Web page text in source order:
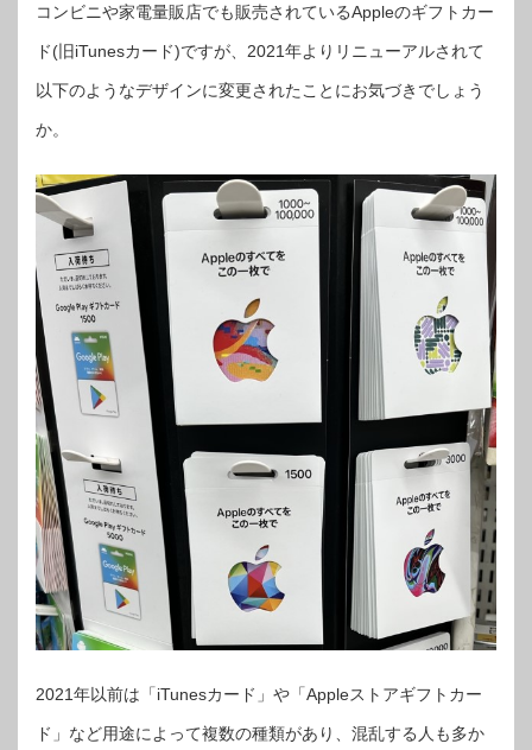
コンビニや家電量販店でも販売されているAppleのギフトカー
ド(旧iTunesカード)ですが、2021年よりリニューアルされて
以下のようなデザインに変更されたことにお気づきでしょう
か。
2021年以前は「iTunesカード」や「Appleストアギフトカー
ド」など用途によって複数の種類があり、混乱する人も多か